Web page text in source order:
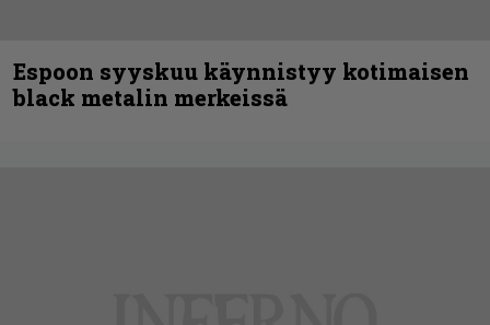
Espoon syyskuu käynnistyy kotimaisen
black metalin merkeissä